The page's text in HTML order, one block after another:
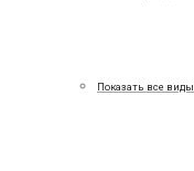
Показать все виды